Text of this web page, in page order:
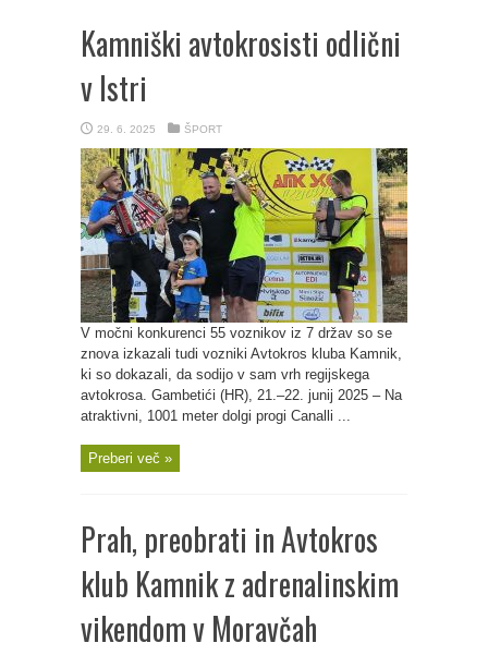
Kamniški avtokrosisti odlični
v Istri
29. 6. 2025 ŠPORT
V močni konkurenci 55 voznikov iz 7 držav so se
znova izkazali tudi vozniki Avtokros kluba Kamnik,
ki so dokazali, da sodijo v sam vrh regijskega
avtokrosa. Gambetići (HR), 21.–22. junij 2025 – Na
atraktivni, 1001 meter dolgi progi Canalli ...
Preberi več »
Prah, preobrati in Avtokros
klub Kamnik z adrenalinskim
vikendom v Moravčah